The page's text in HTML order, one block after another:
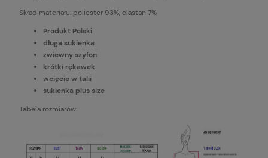
Skład materiału: poliester 93%, elastan 7%
Produkt Polski
długa sukienka
zwiewny szyfon
krótki rękawek
wcięcie w talii
sukienka plus size
Tabela rozmiarów: